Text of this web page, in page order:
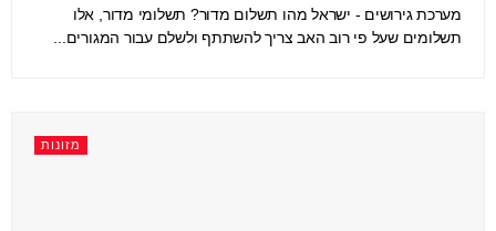
מערכת גירושים - ישראל מהו תשלום מדור? תשלומי מדור, אלו
תשלומים שעל פי רוב האב צריך להשתתף ולשלם עבור המגורים...
מזונות